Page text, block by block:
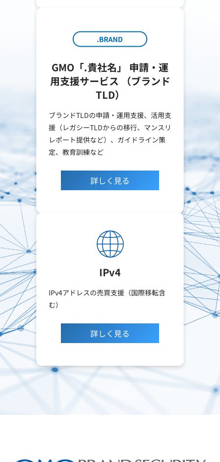
GMO「.貴社名」 申請・運
用支援サービス （ブランド
TLD）
ブランドTLDの申請・運用支援、活用支
援（レガシーTLDからの移行、マンスリ
レポート提供など）、ガイドライン策
定、教育訓練など
詳しく見る
IPv4
IPv4アドレスの売買支援（国際移転含
む）
詳しく見る